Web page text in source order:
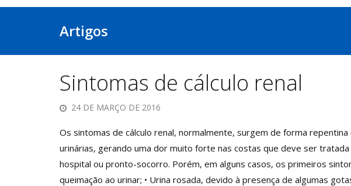
Artigos
Sintomas de cálculo renal
24 DE MARÇO DE 2016
Os sintomas de cálculo renal, normalmente, surgem de forma
urinárias, gerando uma dor muito forte nas costas que deve ser
hospital ou pronto-socorro. Porém, em alguns casos, os primeiros
queimação ao urinar; • Urina rosada, devido à presença de algumas